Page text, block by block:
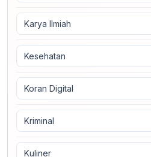
Karya Ilmiah
Kesehatan
Koran Digital
Kriminal
Kuliner